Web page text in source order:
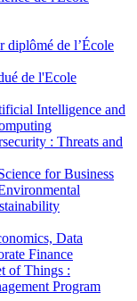
diplômé de l’École
de l'Ecole
Intelligence and
: Threats and
for Business
Data
Finance
of Things :
Program